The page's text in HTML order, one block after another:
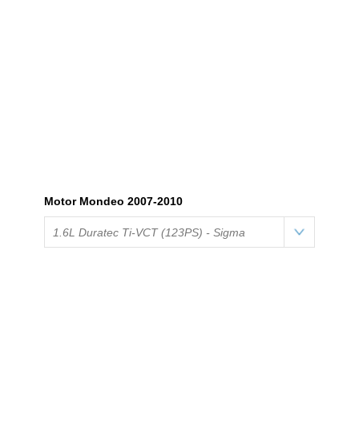
Motor Mondeo 2007-2010
1.6L Duratec Ti-VCT (123PS) - Sigma